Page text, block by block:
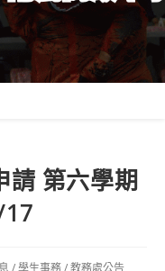
請 第六學期
/學生事務/教務處公告